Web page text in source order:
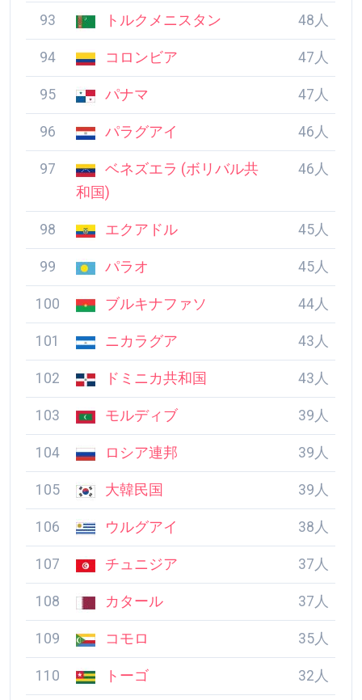
91 イエメン 48人
92 ニウエ 48人
93 トルクメニスタン 48人
94 コロンビア 47人
95 パナマ 47人
パラグアイ
97
ベネズエラ (ボリバ
ル共和国)
46人
98 エクアドル 45人
99 パラオ 45人
100 ブルキナファソ 44人
101 ニカラグア 43人
102 ドミニカ共和国 43人
103 モルディブ 39人
104 ロシア連邦 39人
105 大韓民国 39人
106 ウルグアイ 38人
107 チュニジア 37人
108 カタール 37人